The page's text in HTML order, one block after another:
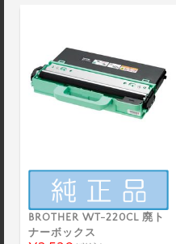
BROTHER WT-220CL 廃ト
ナーボックス